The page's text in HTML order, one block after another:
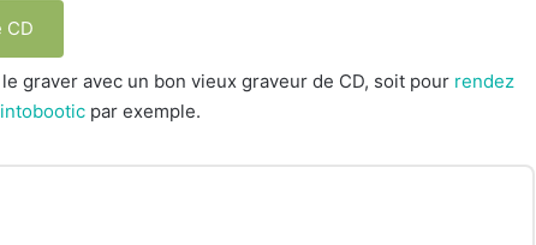
CD
graver avec un bon vieux graveur de CD, soit pour rendez
par exemple.